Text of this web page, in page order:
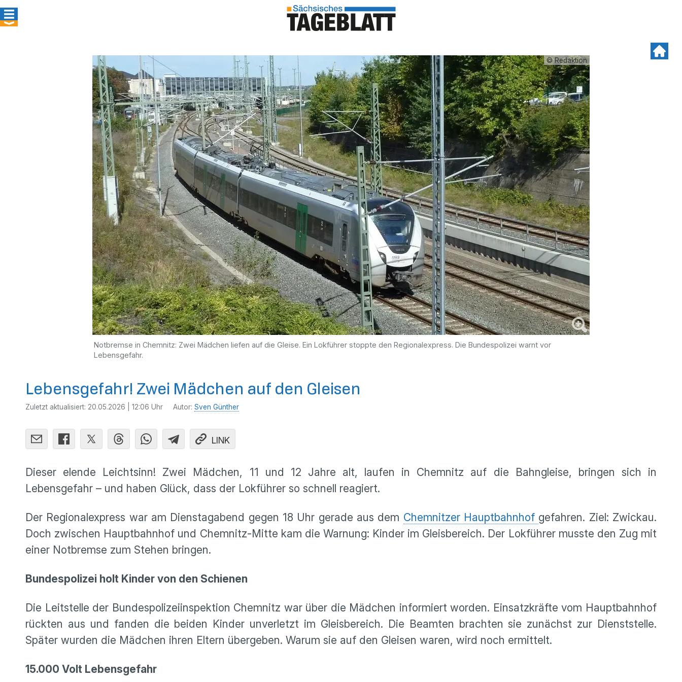
© Redaktion
Notbremse in Chemnitz: Zwei Mädchen liefen auf die Gleise. Ein Lokführer stoppte den Regionalexpress. Die Bundespolizei warnt vor
Lebensgefahr.
Lebensgefahr! Zwei Mädchen auf den Gleisen
Zuletzt aktualisiert: 20.05.2026 | 12:06 Uhr Autor: Sven Günther
LINK
Dieser elende Leichtsinn! Zwei Mädchen, 11 und 12 Jahre alt, laufen in Chemnitz auf die Bahngleise, bringen sich in
Lebensgefahr – und haben Glück, dass der Lokführer so schnell reagiert.
Der Regionalexpress war am Dienstagabend gegen 18 Uhr gerade aus dem Chemnitzer Hauptbahnhof gefahren. Ziel: Zwickau.
Doch zwischen Hauptbahnhof und Chemnitz-Mitte kam die Warnung: Kinder im Gleisbereich. Der Lokführer musste den Zug mit
einer Notbremse zum Stehen bringen.
Bundespolizei holt Kinder von den Schienen
Die Leitstelle der Bundespolizeiinspektion Chemnitz war über die Mädchen informiert worden. Einsatzkräfte vom Hauptbahnhof
rückten aus und fanden die beiden Kinder unverletzt im Gleisbereich. Die Beamten brachten sie zunächst zur Dienststelle.
Später wurden die Mädchen ihren Eltern übergeben. Warum sie auf den Gleisen waren, wird noch ermittelt.
15.000 Volt Lebensgefahr